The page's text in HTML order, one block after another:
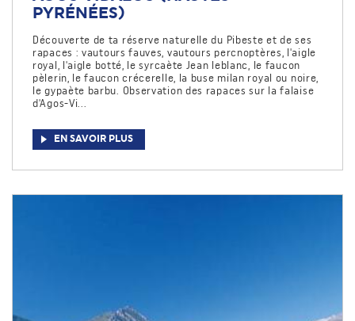
PYRÉNÉES)
Découverte de ta réserve naturelle du Pibeste et de ses
rapaces : vautours fauves, vautours percnoptères, l'aigle
royal, l'aigle botté, le syrcaète Jean leblanc, le faucon
pèlerin, le faucon crécerelle, la buse milan royal ou noire,
le gypaète barbu. Observation des rapaces sur la falaise
d'Agos-Vi...
EN SAVOIR PLUS